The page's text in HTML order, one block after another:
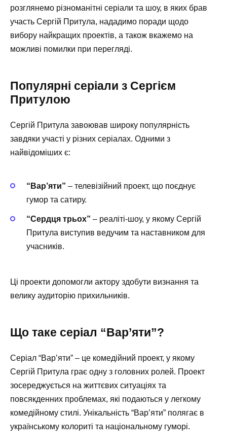
розглянемо різноманітні серіали та шоу, в яких брав
участь Сергій Притула, нададимо поради щодо
вибору найкращих проектів, а також вкажемо на
можливі помилки при перегляді.
Популярні серіали з Сергієм
Притулою
Сергій Притула завоював широку популярність
завдяки участі у різних серіалах. Одними з
найвідоміших є:
“Вар’яти” – телевізійний проект, що поєднує
гумор та сатиру.
“Сердця трьох” – реаліті-шоу, у якому Сергій
Притула виступив ведучим та наставником для
учасників.
Ці проекти допомогли актору здобути визнання та
велику аудиторію прихильників.
Що таке серіал “Вар’яти”?
Серіал “Вар’яти” – це комедійний проект, у якому
Сергій Притула грає одну з головних ролей. Проект
зосереджується на життєвих ситуаціях та
повсякденних проблемах, які подаються у легкому
комедійному стилі. Унікальність “Вар’яти” полягає в
українському колориті та національному гуморі.